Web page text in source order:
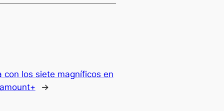
con los siete magníficos en
→